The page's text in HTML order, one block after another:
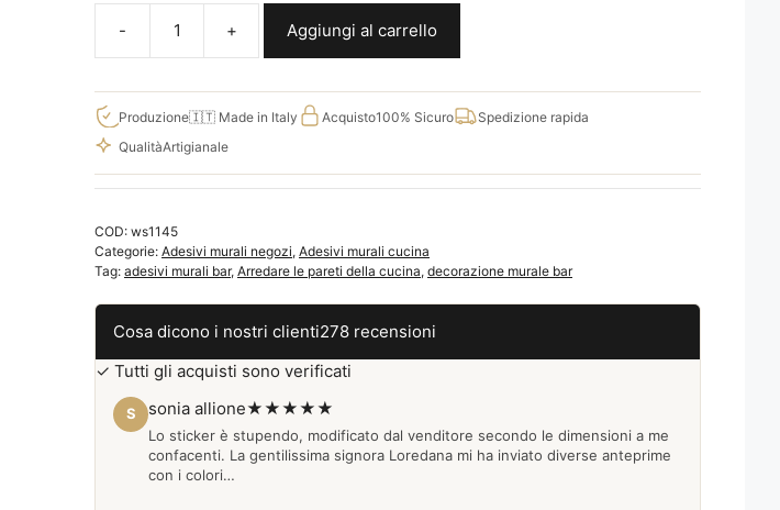
murali
coffee
bar
Caffè
quantità
Aggiungi al carrello
Produzione🇮🇹 Made in Italy Acquisto100% Sicuro
Spedizione rapida
QualitàArtigianale
COD: ws1145
Categorie: Adesivi murali negozi, Adesivi murali cucina
Tag: adesivi murali bar, Arredare le pareti della cucina, decorazione murale bar
Cosa dicono i nostri clienti278 recensioni
✓ Tutti gli acquisti sono verificati
S sonia allione★★★★★
Lo sticker è stupendo, modificato dal venditore secondo le dimensioni a me
confacenti. La gentilissima signora Loredana mi ha inviato diverse anteprime
con i colori…